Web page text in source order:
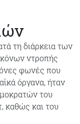
τη διάρκεια των
ντροπής
φωνές που
όργανα, ήταν
του
καθώς και του